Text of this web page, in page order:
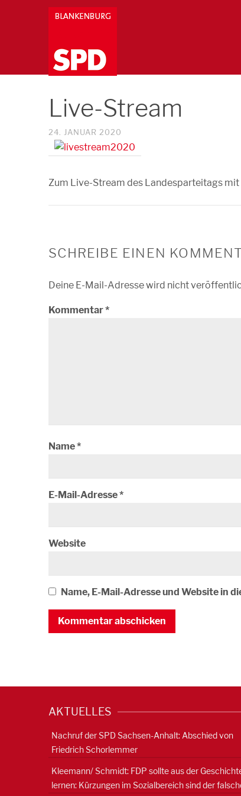
Live-Stream
24. JANUAR 2020
Zum Live-Stream des Landesparteitags
SCHREIBE EINEN
Deine E-Mail-Adresse wird nicht
Kommentar*
Name*
E-Mail-Adresse*
Website
Name, E-Mail-Adresse und Website in
AKTUELLES
Nachruf der SPD Sachsen-Anhalt: Abschied von
Friedrich Schorlemmer
Kleemann/ Schmidt: FDP sollte aus der
lernen: Kürzungen im Sozialbereich sind der